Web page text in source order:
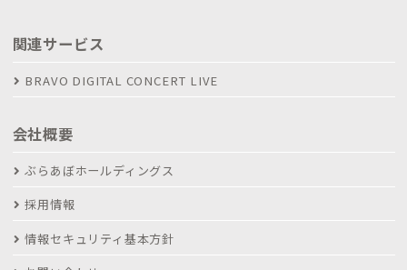
関連サービス
BRAVO DIGITAL CONCERT LIVE
会社概要
ぶらあぼホールディングス
採用情報
情報セキュリティ基本方針